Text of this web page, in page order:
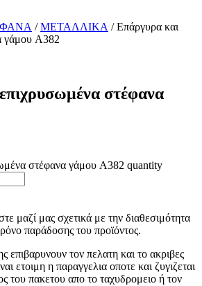
/ΜΕΤΑΛΛΙΚΑ / Επάργυρα και
γάμου A382
στέφανα
στέφανα γάμου A382 quantity
μαζί μας σχετικά με την διαθεσιμότητα
παράδοσης του προϊόντος.
επιβαρυνουν τον πελατη και το ακριβες
ετοιμη η παραγγελια οποτε και ζυγιζεται
του πακετου απο το ταχυδρομειο ή τον